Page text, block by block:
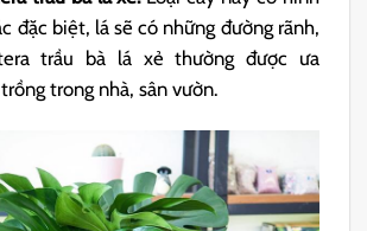
đặc biệt, lá sẽ có những đường rãnh,
trầu bà lá xẻ thường được ưa
trong nhà, sân vườn.